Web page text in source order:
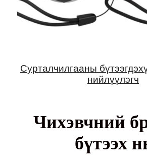
Сурталчилгааны
нийлүүлэгч
Чихэвчний
бүтээх